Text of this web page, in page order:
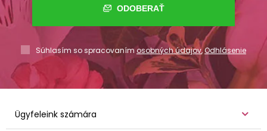
ODOBERAŤ
Súhlasím so spracovaním osobných údajov,Odhlásenie
Ügyfeleink számára